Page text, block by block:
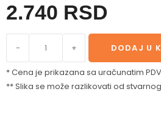
2.740 RSD
- + DODAJ U
* Cena je prikazana sa uračunatim
** Slika se može razlikovati od